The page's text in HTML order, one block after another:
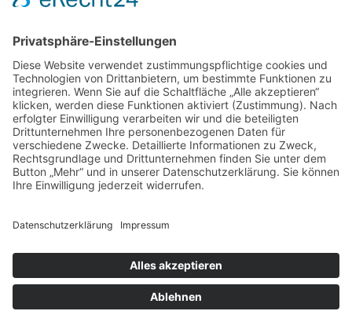
Aktuelle Seite:Home Tiervermittlung
Home|Tierheim & Tierschutzverein|Helfen|Jugendbereich
|Service|Wissenswertes|Formulare|Kontakt
Besucherstatistik:Heute: 163 | Gestern: 384 | Monat: 2855 |
Gesamt: 1109980
Tierheim Berg
Telefon: +49 751 41778 u. 551954
info@tierheim-berg.de
Impressum|Datenschutz|Cookie-Einstellungen
Copyright © 2026 Tierheim Berg.Alle Rechte vorbehalten.